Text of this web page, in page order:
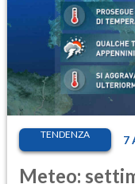
TENDENZA 7
Meteo: